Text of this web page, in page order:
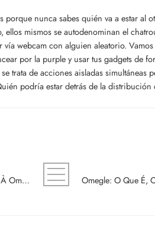
nunca sabes quién va a estar al
mismos se autodenominan el
webcam con alguien aleatorio.
por la purple y usar tus gadgets de
trata de acciones aisladas simultáneas
podría estar detrás de la distribución
Appel Vidéo En Direct Avec Une Fille Different À Ometv Et Monkey App